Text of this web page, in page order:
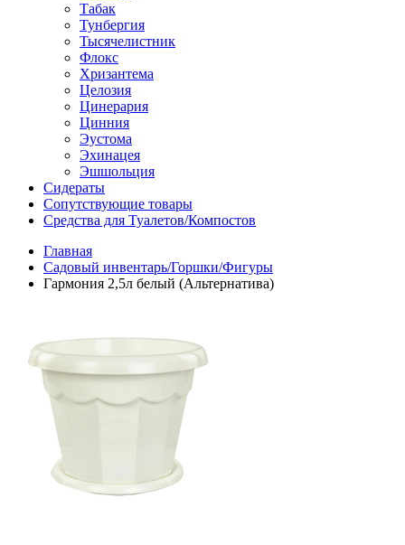
Табак
Тунбергия
Тысячелистник
Флокс
Хризантема
Целозия
Цинерария
Цинния
Эустома
Эхинацея
Эшшольция
Сидераты
Сопутствующие товары
Средства для Туалетов/Компостов
Главная
Садовый инвентарь/Горшки/Фигуры
Гармония 2,5л белый (Альтернатива)